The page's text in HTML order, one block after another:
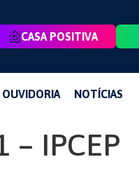
CASA POSITIVA
OUVIDORIA NOTÍCIAS
IPCEP